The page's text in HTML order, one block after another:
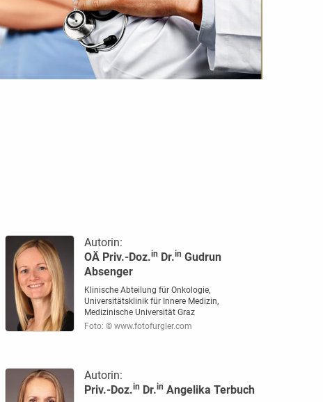
Autorin:
OÄ Priv.-Doz.in Dr.in Gudrun
Absenger
Klinische Abteilung für Onkologie,
Universitätsklinik für Innere Medizin,
Medizinische Universität Graz
Foto: © www.fotofurgler.com
Autorin:
Priv.-Doz.in Dr.in Angelika Terbuch